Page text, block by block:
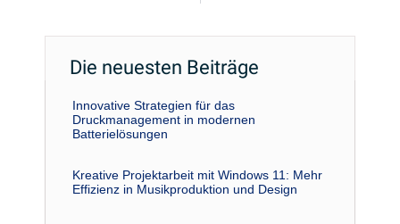
Die neuesten Beiträge
Innovative Strategien für das
Druckmanagement in modernen
Batterielösungen
Kreative Projektarbeit mit Windows 11: Mehr
Effizienz in Musikproduktion und Design